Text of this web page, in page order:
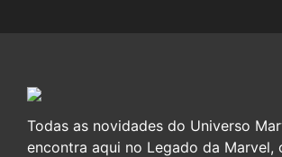
Todas as novidades do Universo
encontra aqui no Legado da Marvel,